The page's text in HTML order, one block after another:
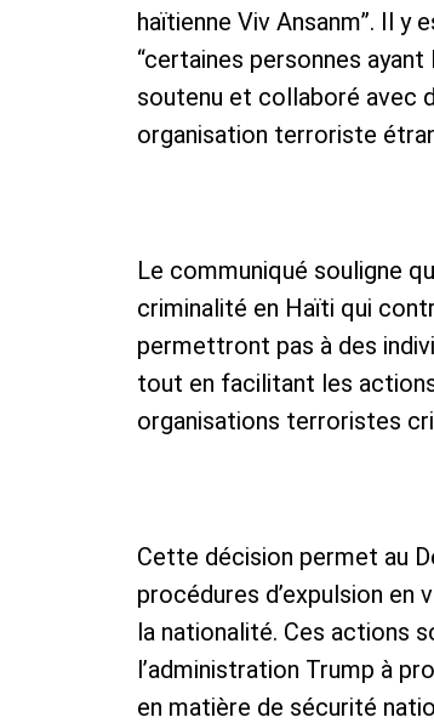
haïtienne Viv Ansanm”. Il y
“certaines personnes
soutenu et collaboré avec
organisation terroriste
​Le communiqué souligne
criminalité en Haïti qui
permettront pas à des
tout en facilitant les
organisations terroristes
​Cette décision permet au
procédures d’expulsion en
la nationalité. Ces actions
l’administration Trump à
en matière de sécurité